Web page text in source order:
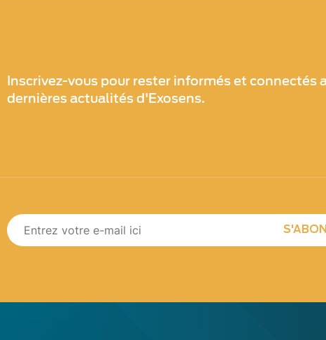
Inscrivez-vous pour rester informés et connectés
dernières actualités d'Exosens.